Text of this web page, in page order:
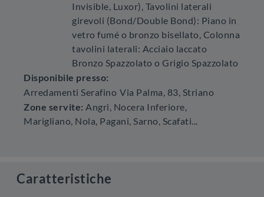
Invisible, Luxor), Tavolini laterali
girevoli (Bond/Double Bond): Piano in
vetro fumé o bronzo bisellato, Colonna
tavolini laterali: Acciaio laccato
Bronzo Spazzolato o Grigio Spazzolato
Disponibile presso:
Arredamenti Serafino Via Palma, 83, Striano
Zone servite: Angri, Nocera Inferiore,
Marigliano, Nola, Pagani, Sarno, Scafati...
Caratteristiche